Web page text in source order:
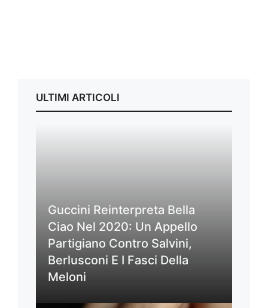
ULTIMI ARTICOLI
Guccini Reinterpreta Bella
Ciao Nel 2020: Un Appello
Partigiano Contro Salvini,
Berlusconi E I Fasci Della
Meloni